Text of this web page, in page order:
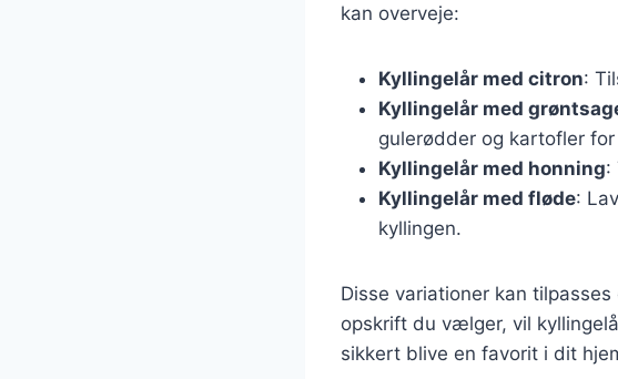
kan overveje:
Kyllingelår med citron:
Kyllingelår med
gulerødder og kartofler
Kyllingelår med honning:
Kyllingelår med fløde:
kyllingen.
Disse variationer kan
opskrift du vælger, vil
sikkert blive en favorit i dit